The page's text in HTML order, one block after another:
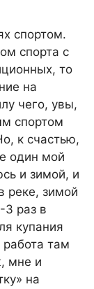
спортом.
спорта с
то
на
чего, увы,
спортом
к счастью,
один мой
и зимой, и
реке, зимой
3 раз в
купания
там
мне и
на